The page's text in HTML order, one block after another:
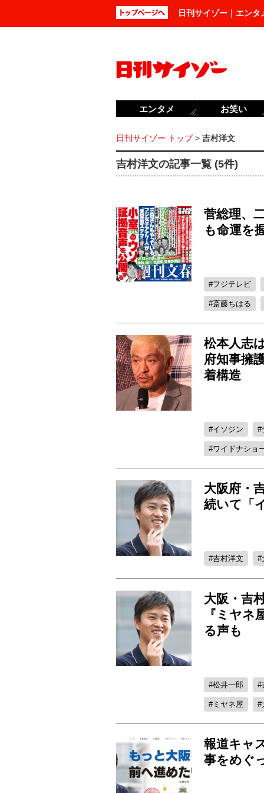
日刊サイゾー｜エン
日刊サイゾー トップ> 吉村洋文
吉村洋文の記事一覧 (5件)
菅総理、
も命運を
フジテレビ
斎藤ちはる
松本人志
府知事擁
着構造
イソジン
ワイドナショ
大阪府・
続いて「
吉村洋文
大阪・吉
『ミヤネ
る声も
松井一郎
ミヤネ屋
報道キャ
事をめぐ
エンタメ お笑い